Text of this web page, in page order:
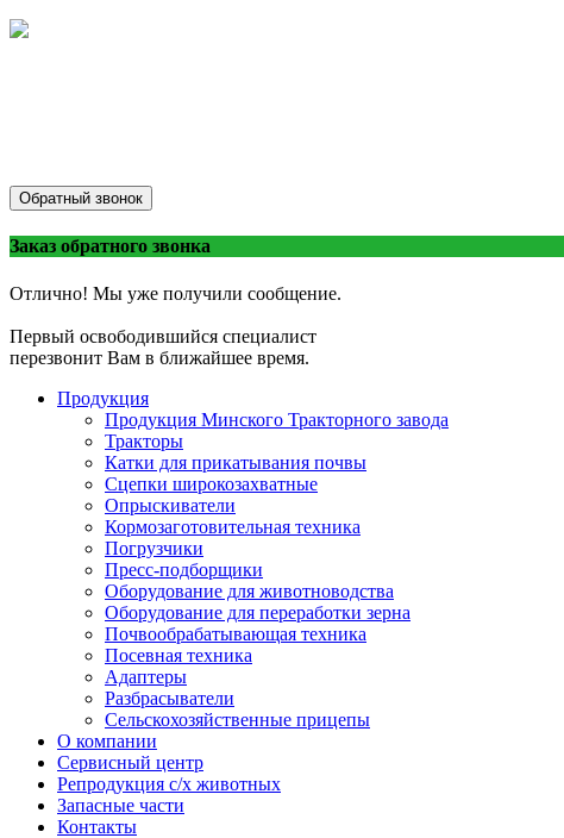
Обратный звонок
Заказ обратного звонка
Отлично! Мы уже получили сообщение.
Первый освободившийся специалист
перезвонит Вам в ближайшее время.
Продукция
Продукция Минского Тракторного завода
Тракторы
Катки для прикатывания почвы
Сцепки широкозахватные
Опрыскиватели
Кормозаготовительная техника
Погрузчики
Пресс-подборщики
Оборудование для животноводства
Оборудование для переработки зерна
Почвообрабатывающая техника
Посевная техника
Адаптеры
Разбрасыватели
Сельскохозяйственные прицепы
О компании
Сервисный центр
Репродукция с/х животных
Запасные части
Контакты